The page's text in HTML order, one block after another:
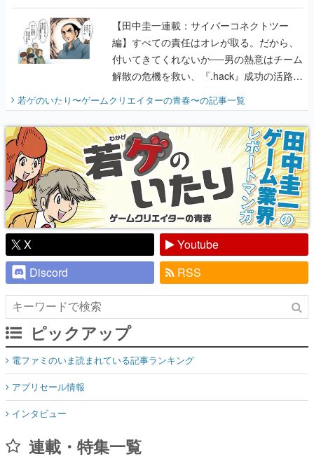
に行って、より理解を深めよう【PR】
【田中圭一連載：サイバーコネクトツー
編】すべての責任はオレが取る。だから、
付いてきてくれないか──男の熱意はチーム
解散の危機を救い、『.hack』成功の活路を
開く。業界の快男児・松山 洋に流れる血は
『少年ジャンプ』色だった【若ゲのいた
り】
若ゲのいたり〜ゲームクリエイターの青春〜の記事一覧
X
Youtube
Discord
RSS
ピックアップ
電ファミのいま読まれている記事ランキング
アプリセール情報
インタビュー
連載・特集一覧